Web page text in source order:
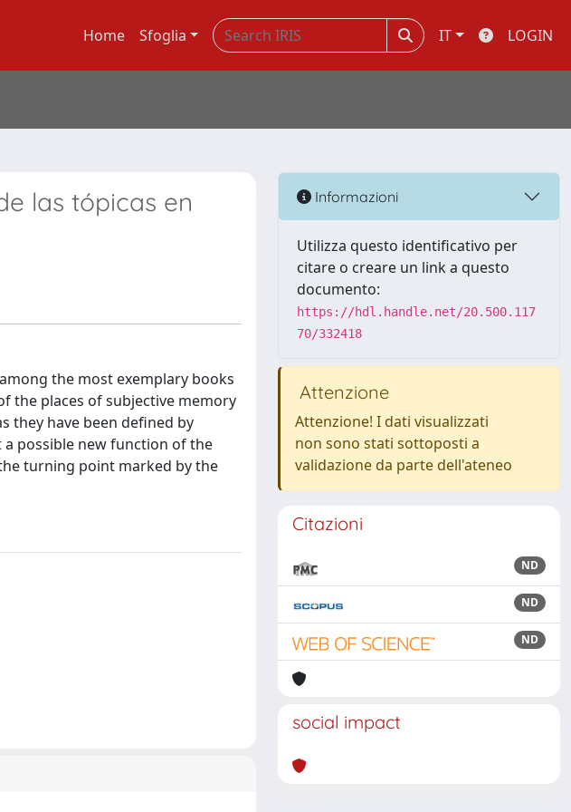
Home Sfoglia IT LOGIN
las tópicas en
the most exemplary books
the places of subjective memory
they have been defined by
a possible new function of the
turning point marked by the
Informazioni
Utilizza questo identificativo per
citare o creare un link a questo
documento:
https://hdl.handle.net/20.500.117
70/332418
Attenzione
Attenzione! I dati visualizzati
non sono stati sottoposti a
validazione da parte dell'ateneo
Citazioni
ND
ND
ND
social impact